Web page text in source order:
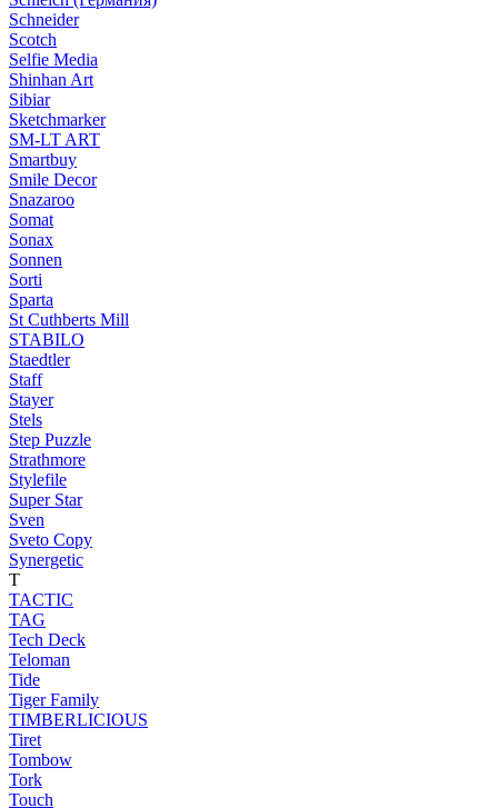
Schneider
Scotch
Selfie Media
Shinhan Art
Sibiar
Sketchmarker
SM-LT ART
Smartbuy
Smile Decor
Snazaroo
Somat
Sonax
Sonnen
Sorti
Sparta
St Cuthberts Mill
STABILO
Staedtler
Staff
Stayer
Stels
Step Puzzle
Strathmore
Stylefile
Super Star
Sven
Sveto Copy
Synergetic
T
TACTIC
TAG
Tech Deck
Teloman
Tide
Tiger Family
TIMBERLICIOUS
Tiret
Tombow
Tork
Touch